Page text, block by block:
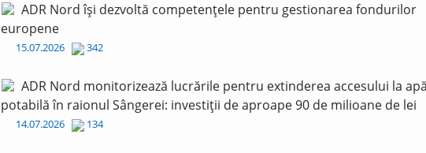
ADR Nord își dezvoltă competențele pentru gestionarea fondurilor
europene
15.07.2026 342
ADR Nord monitorizează lucrările pentru extinderea accesului la apă
potabilă în raionul Sângerei: investiții de aproape 90 de milioane de lei
14.07.2026 134